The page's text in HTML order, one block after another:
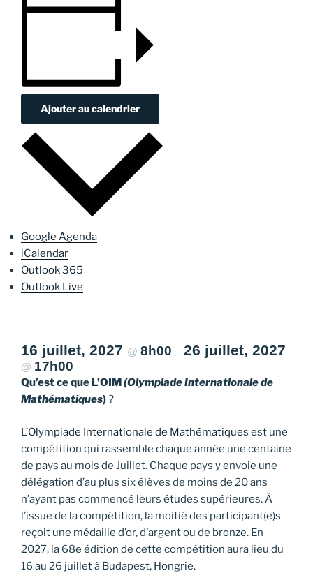
Ajouter au calendrier
Google Agenda
iCalendar
Outlook 365
Outlook Live
16 juillet, 2027 @ 8h00 – 26 juillet, 2027
@ 17h00
Qu’est ce que L’OIM (Olympiade Internationale de
Mathématiques)?
L’Olympiade Internationale de Mathématiques est une
compétition qui rassemble chaque année une centaine
de pays au mois de Juillet. Chaque pays y envoie une
délégation d’au plus six élèves de moins de 20 ans
n’ayant pas commencé leurs études supérieures. À
l’issue de la compétition, la moitié des participant(e)s
reçoit une médaille d’or, d’argent ou de bronze. En
2027, la 68e édition de cette compétition aura lieu du
16 au 26 juillet à Budapest, Hongrie.